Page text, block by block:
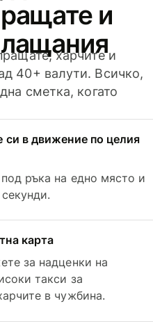
и
харчите и
40+ валути. Всичко,
сметка, когато
си в движение по целия
ръка на едно място и
карта
за надценки на
такси за
в чужбина.